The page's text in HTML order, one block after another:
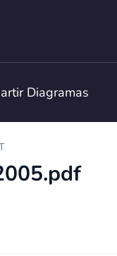
Diagramas